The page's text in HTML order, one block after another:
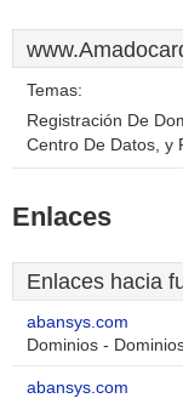
Temas:
Registración De
Centro De Datos, y
Enlaces
Enlaces hacia
abansys.com
Dominios -
abansys.com